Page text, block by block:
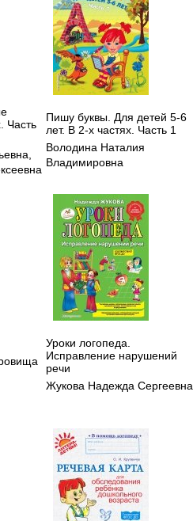
Часть
Пишу буквы. Для детей 5-6
лет. В 2-х частях. Часть 1
Володина Наталия
Владимировна
Уроки логопеда.
Исправление нарушений
речи
Жукова Надежда Сергеевна